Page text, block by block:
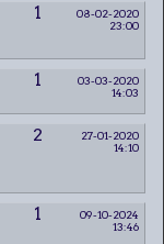
1
08-02-2020
23:00
1
03-03-2020
14:03
2
27-01-2020
14:10
1
09-10-2024
13:46